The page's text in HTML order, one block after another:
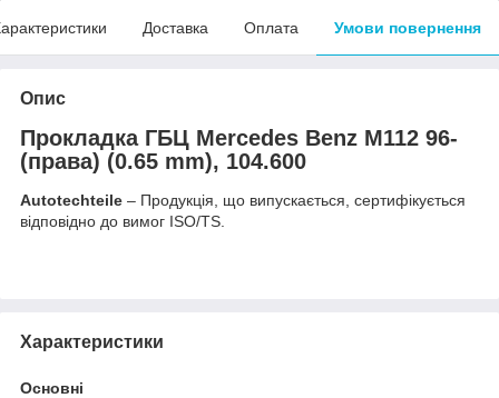
Доставка Оплата Умови повернення
Опис
Прокладка ГБЦ Mercedes Benz M112 96-
(права) (0.65 mm), 104.600
Autotechteile – Продукція, що випускається, сертифікується
відповідно до вимог ISO/TS.
Характеристики
Основні